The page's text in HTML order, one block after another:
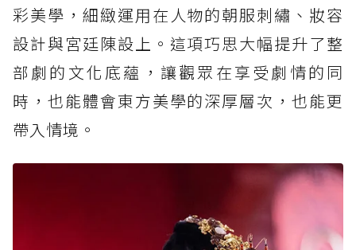
彩美學，細緻運用在人物的朝服刺繡、妝容
設計與宮廷陳設上。這項巧思大幅提升了整
部劇的文化底蘊，讓觀眾在享受劇情的同
時，也能體會東方美學的深厚層次，也能更
帶入情境。